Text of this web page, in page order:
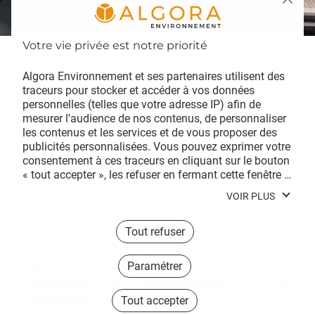
Algora Environnement et ses partenaires utilisent des
traceurs pour stocker et accéder à vos données
personnelles (telles que votre adresse IP) afin de
mesurer l’audience de nos contenus, de personnaliser
les contenus et les services et de vous proposer des
publicités personnalisées. Vous pouvez exprimer votre
consentement à ces traceurs en cliquant sur le bouton
« tout accepter », les refuser en fermant cette fenêtre à
l’aide de la croix « continuer sans accepter », ou vous
informer sur le détail de chaque finalité et exprimer
votre choix pour chacune d’entre elles en cliquant sur «
paramétrer ». En cliquant sur « tout accepter », vous
acceptez que nous et/ou nos partenaires publicitaires
stockent et/ou accèdent à des informations stockées
sur votre terminal afin de vous proposer des publicités
personnalisées, mesurer leur performance et obtenir
des données sur leurs audiences, développer et
VOIR PLUS
Tout accepter
Tout refuser
Paramétrer
Nettoyage et autres services
Nous réalisons de nombreux travaux d’entretien
systèmes d’extractionen utilisant des techniques
également d’une solide expérience en matière de